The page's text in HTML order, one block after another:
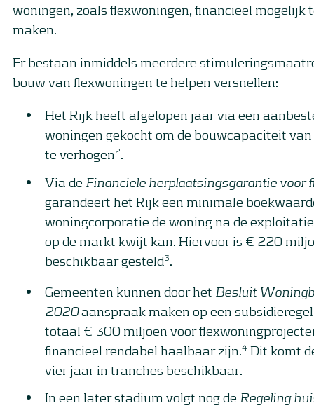
woningen, zoals flexwoningen, financieel mogelijk
maken.
Er bestaan inmiddels meerdere
bouw van flexwoningen te helpen versnellen:
Het Rijk heeft afgelopen jaar via een
woningen gekocht om de bouwcapaciteit
te verhogen 2.
Via de Financiële herplaatsingsgarantie voor
garandeert het Rijk een minimale
woningcorporatie de woning na de
op de markt kwijt kan. Hiervoor is € 220
beschikbaar gesteld3.
Gemeenten kunnen door het Besluit
2020aanspraak maken op een
totaal € 300 miljoen voor
financieel rendabel haalbaar zijn.4 Dit komt
vier jaar in tranches beschikbaar.
In een later stadium volgt nog de Regeling